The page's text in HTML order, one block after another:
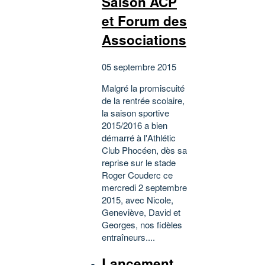
et Forum des
Associations
05 septembre 2015
Malgré la promiscuité
de la rentrée scolaire,
la saison sportive
2015/2016 a bien
démarré à l'Athlétic
Club Phocéen, dès sa
reprise sur le stade
Roger Couderc ce
mercredi 2 septembre
2015, avec Nicole,
Geneviève, David et
Georges, nos fidèles
entraîneurs....